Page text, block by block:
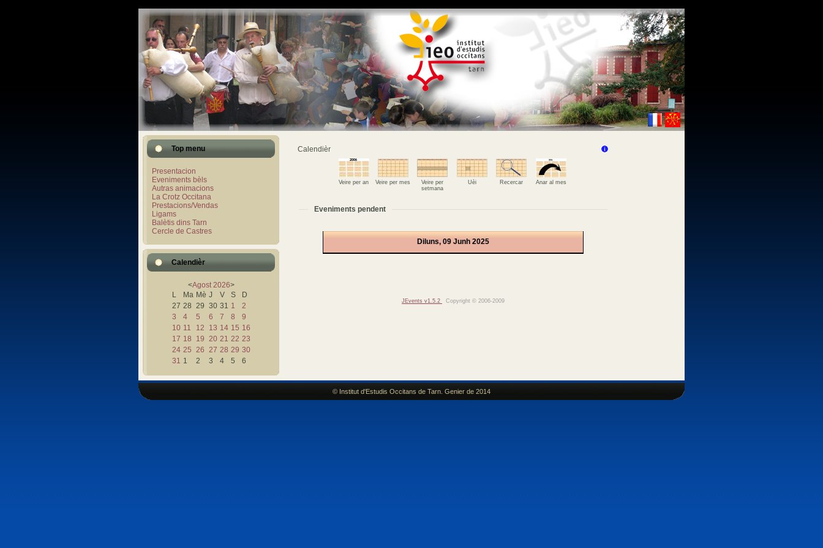
Top menu
Presentacion
Eveniments bèls
Autras animacions
La Crotz Occitana
Prestacions/Vendas
Ligams
Balètis dins Tarn
Cercle de Castres
Calendièr
<Agost 2026>
L
Ma Mè J V S
D
27 28 29 30 31 1
2
3
4 5 6 7 8
9
10 11 12 13 14 15 16
17 18 19 20 21 22 23
24 25 26 27 28 29 30
31 1 2 3 4 5 6
Calendièr
Veire per an Veire per mes
Veire per
setmana
Uèi Recercar Anar al mes
Eveniments pendent
Diluns, 09 Junh 2025
JEvents v1.5.2 Copyright © 2006-2009
© Institut d'Estudis Occitans de Tarn. Genier de 2014